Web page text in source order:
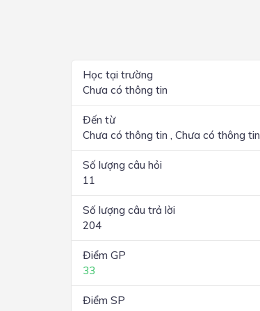
Lớp 2
Học tại trường
Chưa có thông tin
Đến từ
Chưa có thông tin , Chưa có thông tin
Số lượng câu hỏi
11
Số lượng câu trả lời
204
Điểm GP
33
Điểm SP